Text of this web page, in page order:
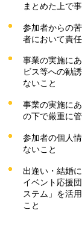
まとめた上で
参加者からの
者において責
事業の実施に
ビス等への勧
ないこと
事業の実施に
の下で厳重に
参加者の個人
ないこと
出逢い・結婚
イベント応援
ステム」を活
こと